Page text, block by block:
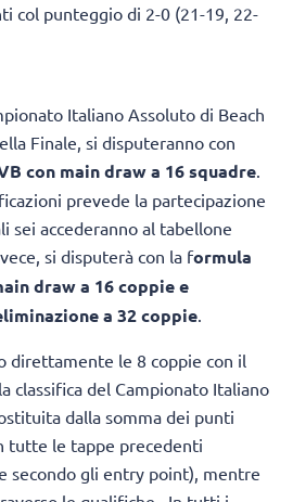
col punteggio di 2-0 (21-19, 22-
Italiano Assoluto di Beach
Finale, si disputeranno con
con main draw a 16 squadre.
prevede la partecipazione
sei accederanno al tabellone
si disputerà con la formula
draw a 16 coppie e
a 32 coppie.
direttamente le 8 coppie con il
classifica del Campionato Italiano
dalla somma dei punti
tutte le tappe precedenti
secondo gli entry point), mentre